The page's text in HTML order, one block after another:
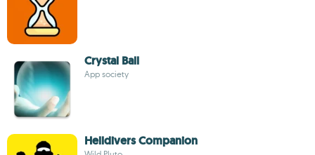
Crystal Ball
App society
Helldivers Companion